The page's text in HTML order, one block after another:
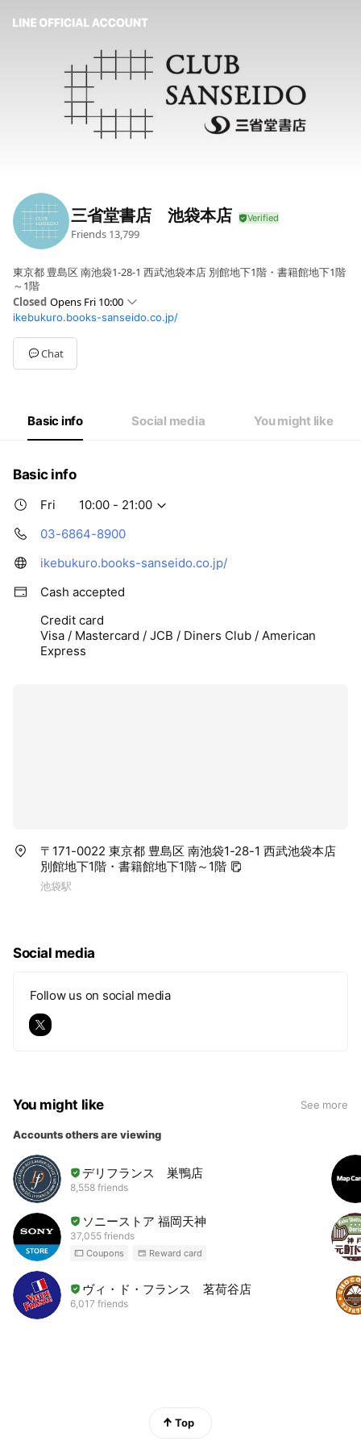
三省堂書店 池袋本店
Friends 13,799
東京都 豊島区 南池袋1-28-1 西武池袋本店 別館地下1階・書籍館地下1階
～1階
Closed Opens Fri 10:00
Sun10:00 - 21:00
Mon10:00 - 21:00
Tue10:00 - 21:00
Wed10:00 - 21:00
10:00 - 21:00
ikebukuro.books-sanseido.co.jp/
Chat
Basic info Social media You might like
Basic info
Fri
10:00 - 21:00
03-6864-8900
ikebukuro.books-sanseido.co.jp/
Cash accepted
Credit card
Visa / Mastercard / JCB / Diners Club / American
Express
〒171-0022 東京都 豊島区 南池袋1-28-1 西武池袋本店
別館地下1階・書籍館地下1階～1階
池袋駅
Social media
Follow us on social media
You might like See more
Accounts others are viewing
デリフランス 巣鴨店
8,558 friends
ソニーストア 福岡天神
37,055 friends
Coupons Reward card
ヴィ・ド・フランス 茗荷谷店
6,017 friends
Top